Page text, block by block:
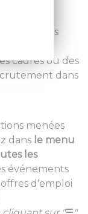
cadres ou des
dans
menées
dans le menu
les
événements
d'emploi